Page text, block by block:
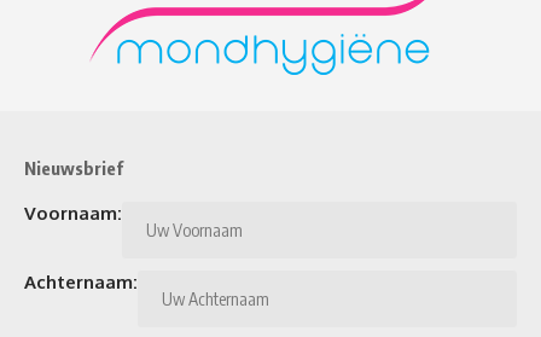
Nieuwsbrief
Voornaam:
Achternaam: